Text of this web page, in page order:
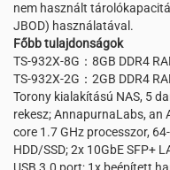
nem használt
JBOD) használatával.
Főbb tulajdonságok
TS-932X-8G：8GB DDR4
TS-932X-2G：2GB DDR4
Torony kialakítású NAS, 5
rekesz; AnnapurnaLabs, an
core 1.7 GHz processzor,
HDD/SSD; 2x 10GbE SFP+